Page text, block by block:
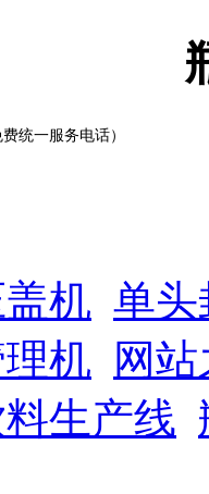
统一服务电话）
机 单头
机
网
生产线